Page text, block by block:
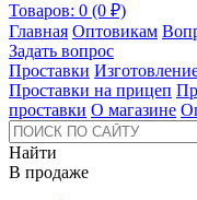
Товаров: 0 (0 ₽)
Главная Оптовикам
Задать вопрос
Проставки
Проставки на прицеп
проставки О магазине
Найти
В продаже